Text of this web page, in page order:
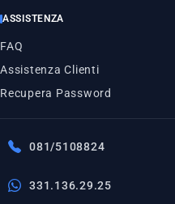
ASSISTENZA
FAQ
Assistenza Clienti
Recupera Password
081/5108824
331.136.29.25